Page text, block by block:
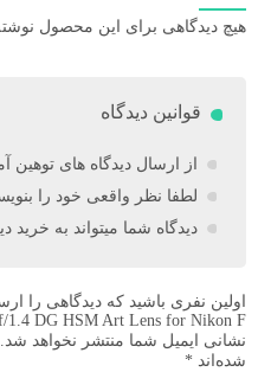
هیچ دیدگاهی برای این محصول
قوانین دیدگاه
از ارسال دیدگاه های توهین
لطفا نظر واقعی خود را
دیدگاه شما میتواند به خرید
1.4 DG HSM Art Lens for Nikon F”
نشانی ایمیل شما منتشر نخواهد شد.
شده‌اند *